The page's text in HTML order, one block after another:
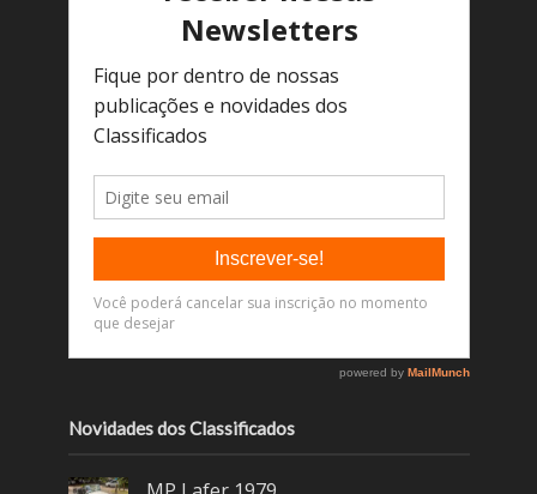
Novidades dos Classificados